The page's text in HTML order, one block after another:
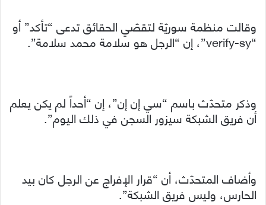
وقالت منظمة سوريّة لتقصّي الحقائق تدعى “تأكد” أو
“verify-sy”، إن “الرجل هو سلامة محمد سلامة”.
وذكر متحدّث باسم “سي إن إن”، إن “أحداً لم يكن يعلم
أن فريق الشبكة سيزور السجن في ذلك اليوم”.
وأضاف المتحدّث، أن “قرار الإفراج عن الرجل كان بيد
الحارس، وليس فريق الشبكة”.